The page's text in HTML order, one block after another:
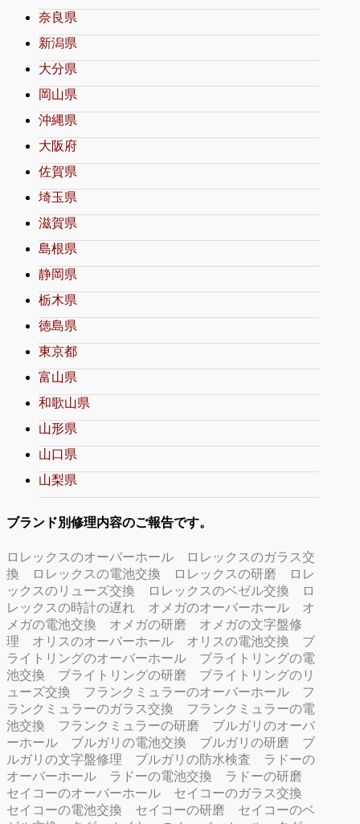
奈良県
新潟県
大分県
岡山県
沖縄県
大阪府
佐賀県
埼玉県
滋賀県
島根県
静岡県
栃木県
徳島県
東京都
富山県
和歌山県
山形県
山口県
山梨県
ブランド別修理内容のご報告です。
ロレックスのオーバーホール
ロレックスのガラス交
換
ロレックスの電池交換 ロレックスの研磨
ロレ
ックスのリューズ交換
ロレックスのベゼル交換
ロ
レックスの時計の遅れ
オメガのオーバーホール
オ
メガの電池交換
オメガの研磨
オメガの文字盤修
理
オリスのオーバーホール オリスの電池交換
ブ
ライトリングのオーバーホール
ブライトリングの電
池交換
ブライトリングの研磨
ブライトリングのリ
ューズ交換
フランクミュラーのオーバーホール
フ
ランクミュラーのガラス交換
フランクミュラーの電
池交換
フランクミュラーの研磨
ブルガリのオーバ
ーホール
ブルガリの電池交換 ブルガリの研磨
ブ
ルガリの文字盤修理
ブルガリの防水検査
ラドーの
オーバーホール
ラドーの電池交換
ラドーの研磨
セイコーのオーバーホール
セイコーのガラス交換
セイコーの電池交換
セイコーの研磨
セイコーのベ